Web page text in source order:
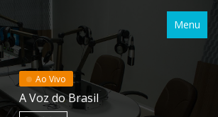
Menu
Ao Vivo
A Voz do Brasil